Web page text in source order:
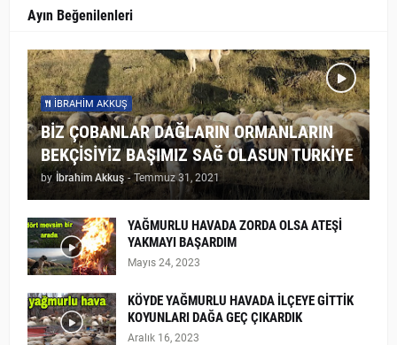
Ayın Beğenilenleri
İBRAHIM AKKUŞ
BİZ ÇOBANLAR DAĞLARIN ORMANLARIN
BEKÇİSİYİZ BAŞIMIZ SAĞ OLASUN TURKİYE
by İbrahim Akkuş - Temmuz 31, 2021
YAĞMURLU HAVADA ZORDA OLSA ATEŞİ
YAKMAYI BAŞARDIM
Mayıs 24, 2023
KÖYDE YAĞMURLU HAVADA İLÇEYE GİTTİK
KOYUNLARI DAĞA GEÇ ÇIKARDIK
Aralık 16, 2023